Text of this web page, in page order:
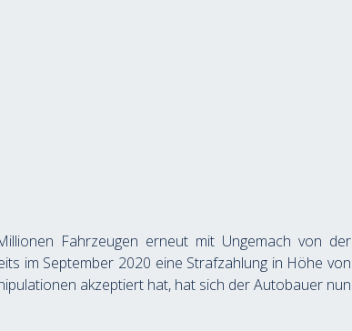
Fahrzeugen erneut mit Ungemach von der
im September 2020 eine Strafzahlung in Höhe von
akzeptiert hat, hat sich der Autobauer nun